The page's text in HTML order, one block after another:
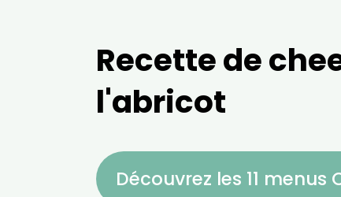
Recette de
l'abricot
Découvrez les 11 menus